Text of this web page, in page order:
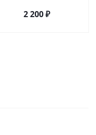
2 200₽